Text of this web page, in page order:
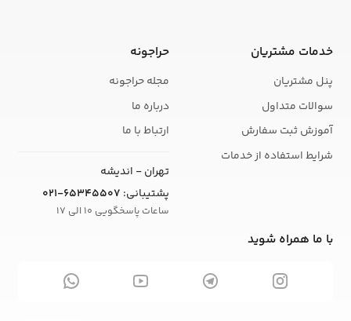
خدمات مشتریان
پنل مشتریان
سوالات متداول
آموزش ثبت سفارش
شرایط استفاده از خدمات
حراجونه
مجله حراجونه
درباره ما
ارتباط با ما
تهران - اندیشه
پشتیبانی: 021-65345507
ساعات پاسخگویی 10 الی 17
با ما همراه شوید